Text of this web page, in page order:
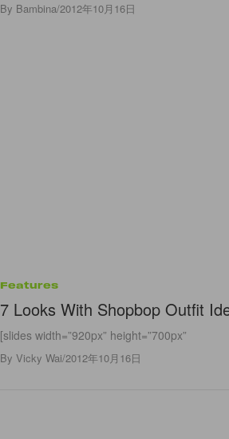
By Bambina/2012年10月16日
Features
7 Looks With Shopbop Outfit
[slides width=”920px” height=”700px”
By Vicky Wai/2012年10月16日